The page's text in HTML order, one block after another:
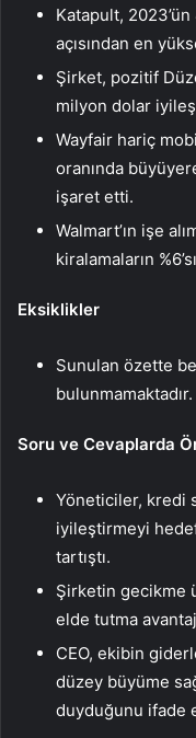
Katapult,
açısından en
Şirket, pozitif
milyon dolar
Wayfair hariç
oranında
işaret etti.
Walmart’ın işe
kiralamaların
Eksiklikler
Sunulan özette
bulunmamaktadır.
Soru ve Cevaplarda
Yöneticiler, kredi
iyileştirmeyi
tartıştı.
Şirketin gecikme
elde tutma
CEO, ekibin
düzey büyüme
duyduğunu ifade